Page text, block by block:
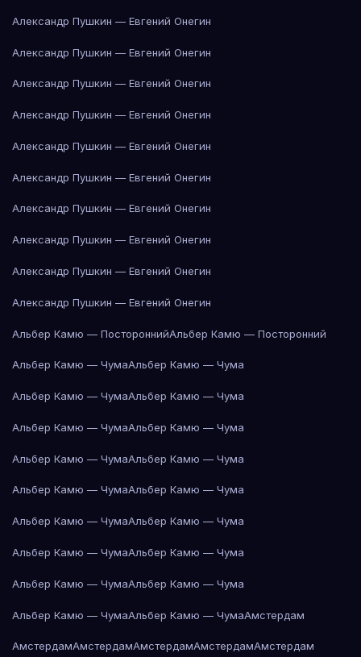
Александр Пушкин — Евгений Онегин
Александр Пушкин — Евгений Онегин
Александр Пушкин — Евгений Онегин
Александр Пушкин — Евгений Онегин
Александр Пушкин — Евгений Онегин
Александр Пушкин — Евгений Онегин
Александр Пушкин — Евгений Онегин
Александр Пушкин — Евгений Онегин
Александр Пушкин — Евгений Онегин
Александр Пушкин — Евгений Онегин
Альбер Камю — ПостороннийАльбер Камю — Посторонний
Альбер Камю — ЧумаАльбер Камю — Чума
Альбер Камю — ЧумаАльбер Камю — Чума
Альбер Камю — ЧумаАльбер Камю — Чума
Альбер Камю — ЧумаАльбер Камю — Чума
Альбер Камю — ЧумаАльбер Камю — Чума
Альбер Камю — ЧумаАльбер Камю — Чума
Альбер Камю — ЧумаАльбер Камю — Чума
Альбер Камю — ЧумаАльбер Камю — Чума
Альбер Камю — ЧумаАльбер Камю — ЧумаАмстердам
АмстердамАмстердамАмстердамАмстердамАмстердам